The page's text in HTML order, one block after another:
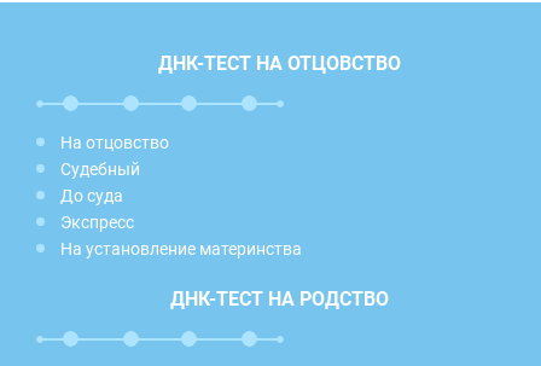
ДНК-ТЕСТ НА ОТЦОВСТВО
На отцовство
Судебный
До суда
Экспресс
На установление материнства
ДНК-ТЕСТ НА РОДСТВО